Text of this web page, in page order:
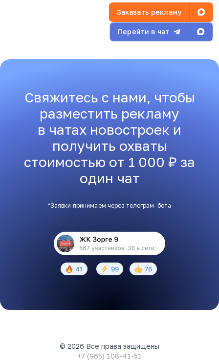
Заказать рекламу
Перейти в чат
Свяжитесь с нами, чтобы
разместить рекламу
в чатах новостроек и
получить охваты
стоимостью от 1 000 ₽ за
один чат
*Заявки принимаем через телеграм-бота
© 2026 Все права защищены
+7 (965) 108-41-51